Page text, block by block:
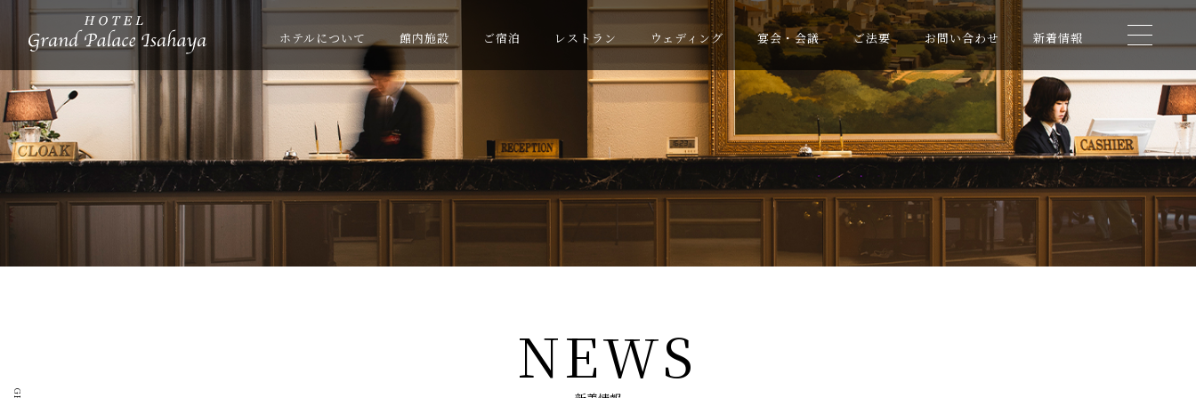
ホテルについて 館内施設 ご宿泊 レストラン ウェディング 宴会・会議 ご法要 お問い合わせ 新着情報
NEWS